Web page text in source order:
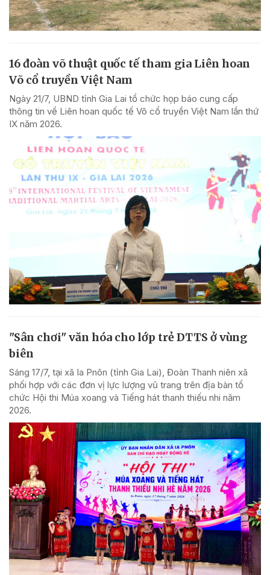
16 đoàn võ thuật quốc tế tham gia Liên hoan
Võ cổ truyền Việt Nam
Ngày 21/7, UBND tỉnh Gia Lai tổ chức họp báo cung cấp
thông tin về Liên hoan quốc tế Võ cổ truyền Việt Nam lần thứ
IX năm 2026.
"Sân chơi" văn hóa cho lớp trẻ DTTS ở vùng
biên
Sáng 17/7, tại xã Ia Pnôn (tỉnh Gia Lai), Đoàn Thanh niên xã
phối hợp với các đơn vị lực lượng vũ trang trên địa bàn tổ
chức Hội thi Múa xoang và Tiếng hát thanh thiếu nhi năm
2026.